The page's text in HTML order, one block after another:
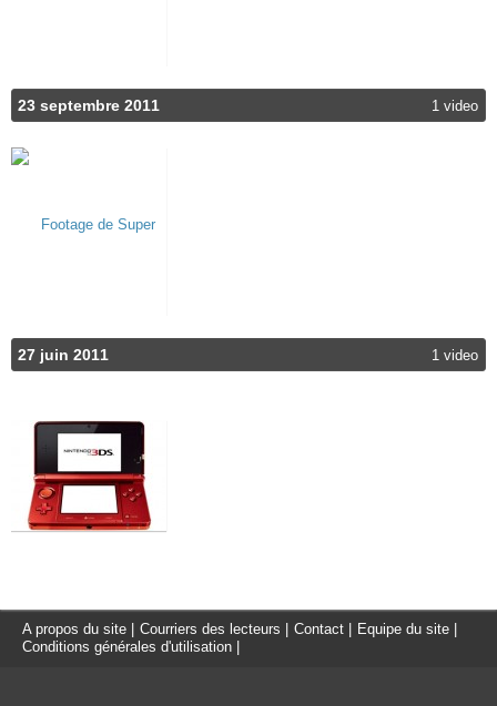
23 septembre 2011 1 video
27 juin 2011 1 video
A propos du site Courriers des lecteurs Contact Equipe du site
Conditions générales d'utilisation